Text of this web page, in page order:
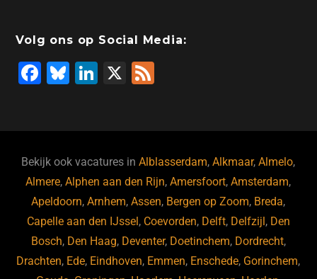
Volg ons op Social Media:
F
b
o
o
k
Bl
ky
Li
dI
n
X
Bekijk ook vacatures inAlblasserdam,Alkmaar,Almelo,
Almere,Alphen aan den Rijn,Amersfoort,Amsterdam,
Apeldoorn,Arnhem,Assen, Bergen op Zoom, Breda,
Capelle aan den IJssel, Coevorden, Delft, Delfzijl, Den
Bosch, Den Haag, Deventer, Doetinchem, Dordrecht,
Drachten, Ede, Eindhoven, Emmen, Enschede, Gorinchem,